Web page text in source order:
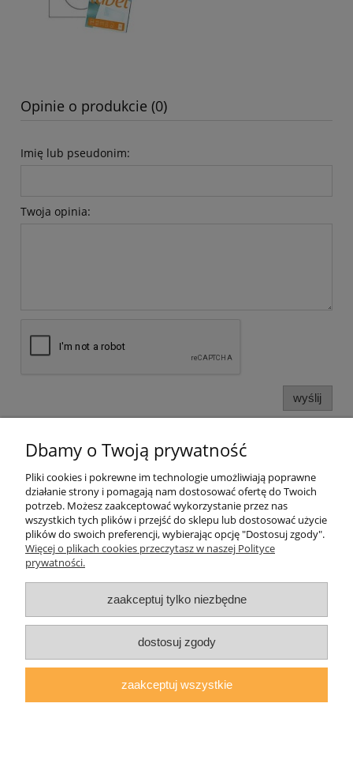
Opinie o produkcie (0)
Imię lub pseudonim:
Twoja opinia:
wyślij
Informacje o sklepie
Twoje konto
Koperty
Taśmy i noże bezpieczne
Dbamy o Twoją prywatność
Pliki cookies i pokrewne im technologie umożliwiają poprawne
działanie strony i pomagają nam dostosować ofertę do Twoich
potrzeb. Możesz zaakceptować wykorzystanie przez nas
wszystkich tych plików i przejść do sklepu lub dostosować użycie
plików do swoich preferencji, wybierając opcję "Dostosuj zgody".
Więcej o plikach cookies przeczytasz w naszej Polityce
prywatności.
zaakceptuj tylko niezbędne
dostosuj zgody
zaakceptuj wszystkie